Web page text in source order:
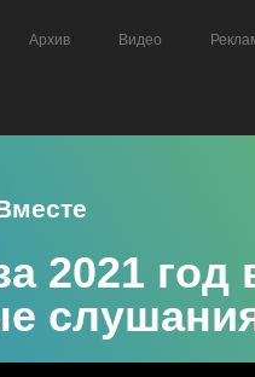
Архив Видео
2021 год